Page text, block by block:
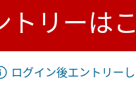
トリーは
ログイン後エントリー